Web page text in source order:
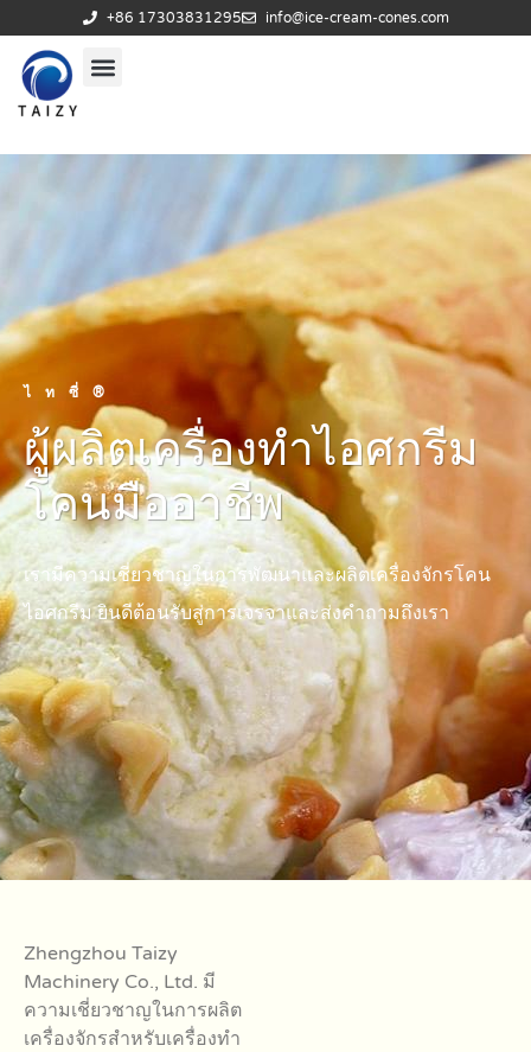
+86 17303831295 info@ice-cream-cones.com
ไทซี่®
ผู้ผลิตเครื่องทำไอศกรีม
โคนมืออาชีพ
เรามีความเชี่ยวชาญในการพัฒนาและผลิตเครื่องจักรโคน
ไอศกรีม ยินดีต้อนรับสู่การเจรจาและส่งคำถามถึงเรา
Zhengzhou Taizy
Machinery Co., Ltd. มี
ความเชี่ยวชาญในการผลิต
เครื่องจักรสำหรับเครื่องทำ